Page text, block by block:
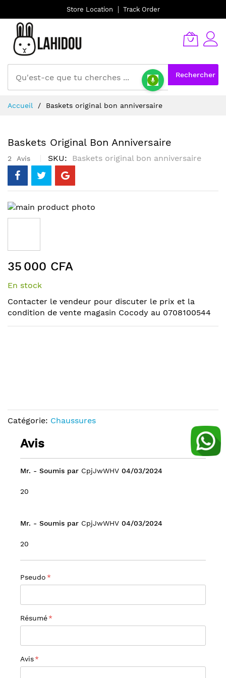
Store Location Track Order
Rechercher
au
Accueil Baskets original bon anniversaire
Baskets Original Bon Anniversaire
2 Avis SKU Baskets original bon anniversaire
Skip
to
of
the
images
gallery
to
beginning
of
the
35 000 CFA
En stock
Contacter le vendeur pour discuter le prix et la
condition de vente magasin Cocody au 0708100544
Catégorie: Chaussures
Avis
Mr. - Soumis par CpjJwWHV Soumis
04/03/2024
20
Mr. - Soumis par CpjJwWHV Soumis
04/03/2024
20
Pseudo
Résumé
Avis